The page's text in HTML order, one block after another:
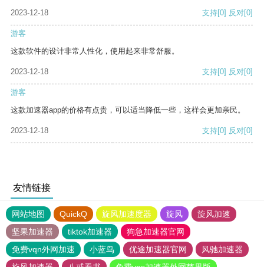
2023-12-18 支持[0] 反对[0]
游客
这款软件的设计非常人性化，使用起来非常舒服。
2023-12-18 支持[0] 反对[0]
游客
这款加速器app的价格有点贵，可以适当降低一些，这样会更加亲民。
2023-12-18 支持[0] 反对[0]
友情链接
网站地图 QuickQ 旋风加速度器 旋风
旋风加速
坚果加速器
tiktok加速器
狗急加速器官网
免费vqn外网加速
小蓝鸟 优途加速器官网
风驰加速器